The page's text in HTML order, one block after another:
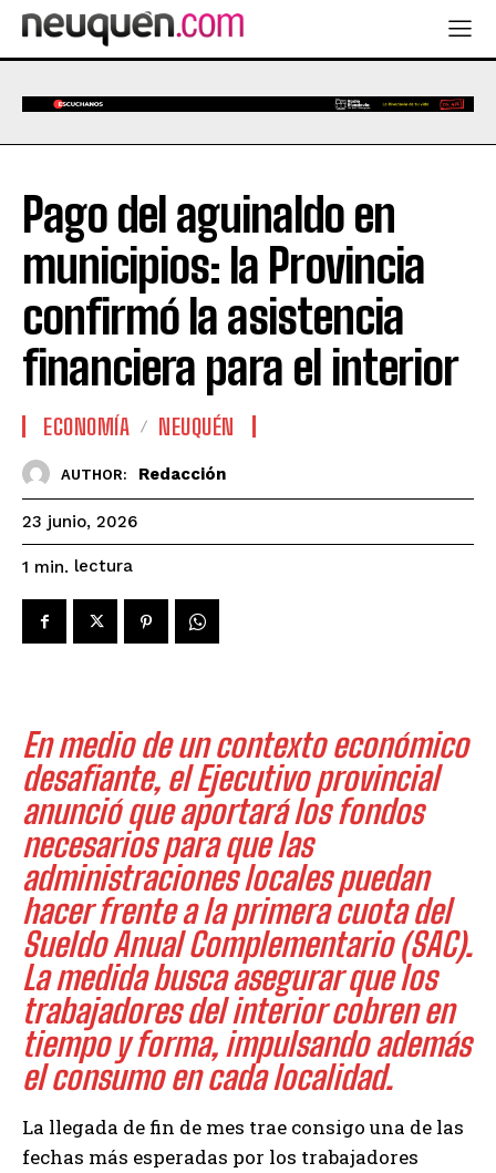
Pago del aguinaldo en
municipios: la Provincia
confirmó la asistencia
financiera para el interior
ECONOMÍA NEUQUÉN
AUTHOR: Redacción
23 junio, 2026
1 min. lectura
En medio de un contexto económico
desafiante, el Ejecutivo provincial
anunció que aportará los fondos
necesarios para que las
administraciones locales puedan
hacer frente a la primera cuota del
Sueldo Anual Complementario (SAC).
La medida busca asegurar que los
trabajadores del interior cobren en
tiempo y forma, impulsando además
el consumo en cada localidad.
La llegada de fin de mes trae consigo una de las
fechas más esperadas por los trabajadores